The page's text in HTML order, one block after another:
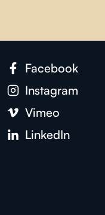
Facebook
Instagram
Vimeo
LinkedIn